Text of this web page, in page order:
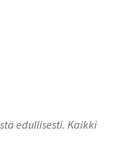
edullisesti. Kaikki